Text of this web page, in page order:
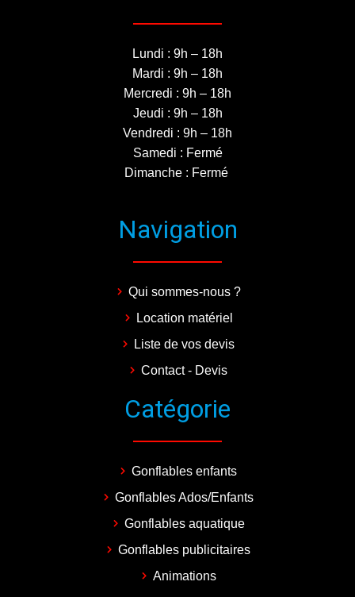
Lundi : 9h – 18h
Mardi : 9h – 18h
Mercredi : 9h – 18h
Jeudi : 9h – 18h
Vendredi : 9h – 18h
Samedi : Fermé
Dimanche : Fermé
Navigation
Qui sommes-nous ?
Location matériel
Liste de vos devis
Contact - Devis
Catégorie
Gonflables enfants
Gonflables Ados/Enfants
Gonflables aquatique
Gonflables publicitaires
Animations